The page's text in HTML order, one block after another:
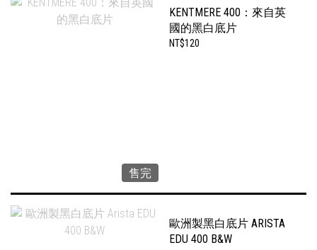
售完
KENTMERE 400：來自英
國的黑白底片
NT$120
歐洲製黑白底片 ARISTA
EDU 400 B&W